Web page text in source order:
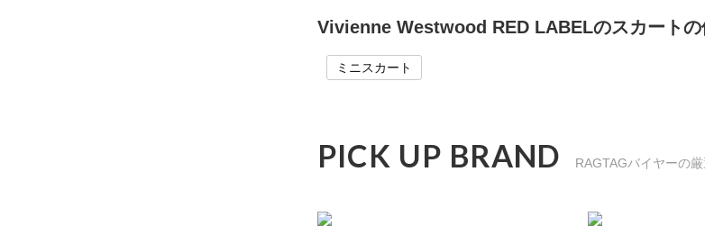
Vivienne Westwood RED LABELのスカートの
ミニスカート
PICK UP BRAND RAGTAGバイヤーの